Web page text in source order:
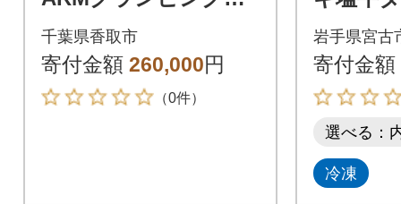
ペア宿泊券 「葬送の
フリーレン」コラボ
期間中も利用可能
千葉県香取市
寄付金額 260,000円
（0件）
ン中・
50g小
い
岩手県宮古
寄付金額
選べる：
冷凍